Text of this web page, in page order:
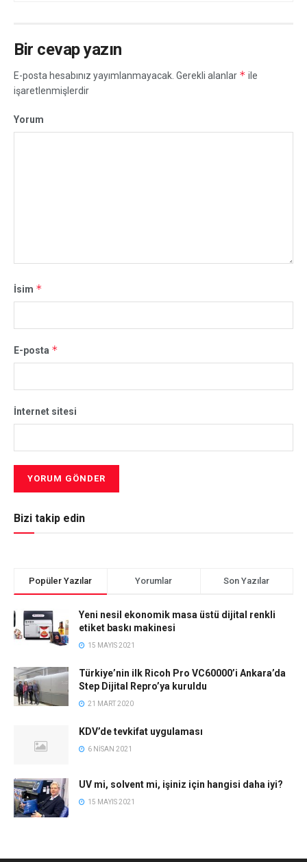
Bir cevap yazın
E-posta hesabınız yayımlanmayacak. Gerekli alanlar * ile
işaretlenmişlerdir
Yorum
İsim *
E-posta *
İnternet sitesi
Bizi takip edin
Popüler Yazılar Yorumlar Son Yazılar
Yeni nesil ekonomik masa üstü dijital renkli
etiket baskı makinesi
15 MAYIS 2021
Türkiye’nin ilk Ricoh Pro VC60000’i Ankara’da
Step Dijital Repro’ya kuruldu
21 MART 2020
KDV’de tevkifat uygulaması
6 NISAN 2021
UV mi, solvent mi, işiniz için hangisi daha iyi?
15 MAYIS 2021